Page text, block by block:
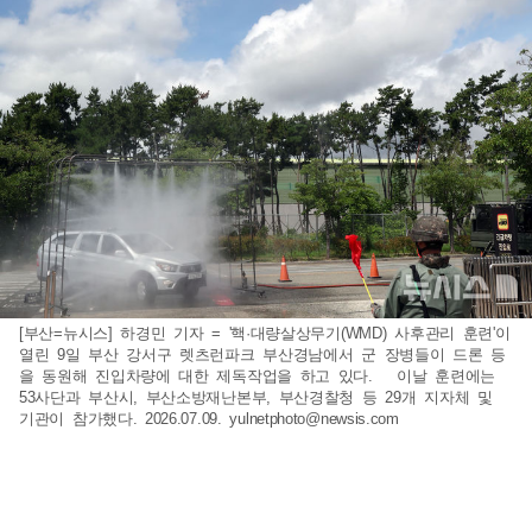
[부산=뉴시스] 하경민 기자 = '핵·대량살상무기(WMD) 사후관리 훈련'이
열린 9일 부산 강서구 렛츠런파크 부산경남에서 군 장병들이 드론 등
을 동원해 진입차량에 대한 제독작업을 하고 있다. 이날 훈련에는
53사단과 부산시, 부산소방재난본부, 부산경찰청 등 29개 지자체 및
기관이 참가했다. 2026.07.09.yulnetphoto@newsis.com